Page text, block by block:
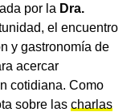
por la Dra.
el encuentro
y gastronomía de
acercar
cotidiana. Como
sobre las charlas